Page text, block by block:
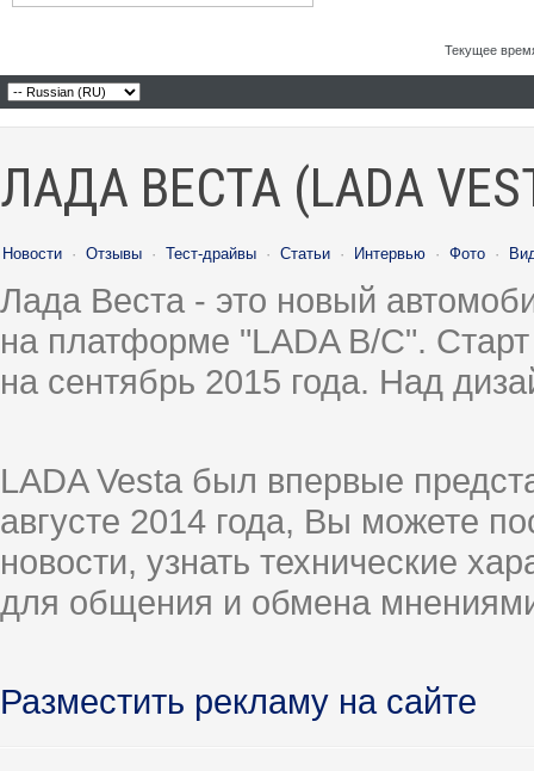
Текущее
ЛАДА ВЕСТА (LADA
Новости · Отзывы · Тест-драйвы · Статьи · Интервью · Фото ·
Лада Веста - это новый
на платформе "LADA B/C".
на сентябрь 2015 года. Над
LADA Vesta был впервые
августе 2014 года, Вы можете
новости, узнать технические
для общения и обмена
Разместить рекламу на сайте